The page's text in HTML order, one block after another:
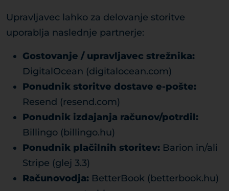
Upravljavec lahko za delovanje storitve
uporablja naslednje partnerje:
Gostovanje / upravljavec strežnika:
DigitalOcean (digitalocean.com)
Ponudnik storitve dostave e-pošte:
Resend (resend.com)
Ponudnik izdajanja računov/potrdil:
Billingo (billingo.hu)
Ponudnik plačilnih storitev: Barion in/ali
Stripe (glej 3.3)
Računovodja: BetterBook (betterbook.hu)